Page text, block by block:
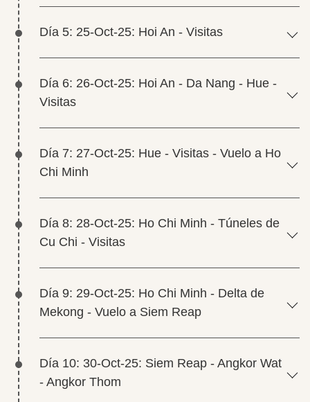
Día 5: 25-Oct-25: Hoi An - Visitas
Día 6: 26-Oct-25: Hoi An - Da Nang - Hue -
Visitas
Día 7: 27-Oct-25: Hue - Visitas - Vuelo a Ho
Chi Minh
Día 8: 28-Oct-25: Ho Chi Minh - Túneles de
Cu Chi - Visitas
Día 9: 29-Oct-25: Ho Chi Minh - Delta de
Mekong - Vuelo a Siem Reap
Día 10: 30-Oct-25: Siem Reap - Angkor Wat
- Angkor Thom